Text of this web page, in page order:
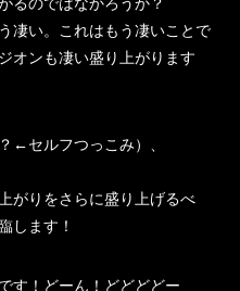
凄い。これはもう凄いことで
オンも凄い盛り上がります
←セルフつっこみ）、
がりをさらに盛り上げるべ
します！
す！どーん！どどどどー